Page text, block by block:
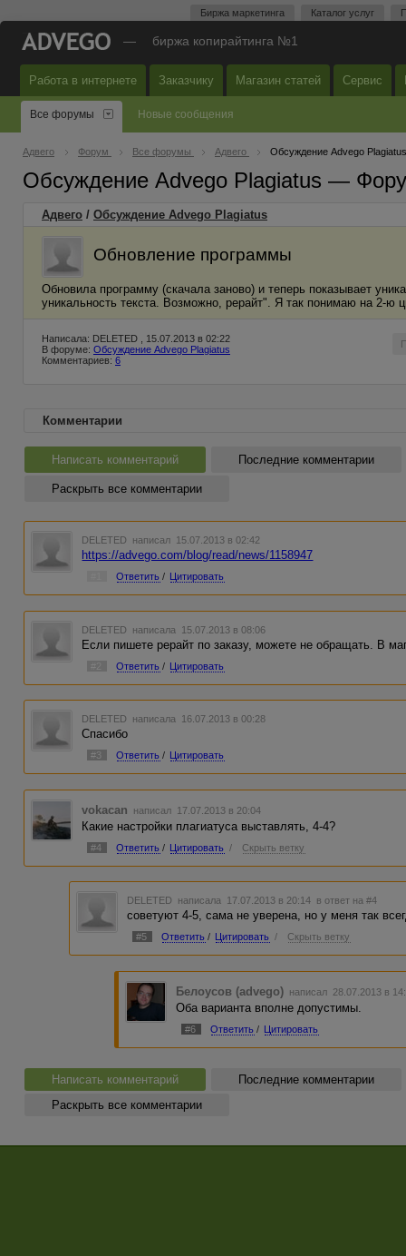
Биржа маркетинга Каталог услуг
— биржа копирайтинга №1
Работа в интернете Заказчику Магазин статей Сервис
Все форумы Новые сообщения
Адвего Форум Все форумы Адвего Обсуждение Advego Plagiatus
Обсуждение Advego Plagiatus —
Адвего / Обсуждение Advego Plagiatus
Обновление программы
Обновила программу (скачала заново) и теперь показывает
уникальность текста. Возможно, рерайт". Я так понимаю на 2-
Написала: DELETED , 15.07.2013 в 02:22
В форуме: Обсуждение Advego Plagiatus
Комментариев: 6
Комментарии
Написать комментарий Последние комментарии
Раскрыть все комментарии
DELETED написал 15.07.2013 в 02:42
https://advego.com/blog/read/news/1158947
Ответить / Цитировать
DELETED написала 15.07.2013 в 08:06
Если пишете рерайт по заказу, можете не обращать. В
Ответить / Цитировать
DELETED написала 16.07.2013 в 00:28
Спасибо
#3 Ответить / Цитировать
vokacan написал 17.07.2013 в 20:04
Какие настройки плагиатуса выставлять, 4-4?
#4 Ответить / Цитировать / Скрыть ветку
DELETED написала 17.07.2013 в 20:14 в ответ на #4
советуют 4-5, сама не уверена, но у меня так
#5 Ответить / Цитировать / Скрыть ветку
Белоусов (advego) написал 28.07.2013 в
Оба варианта вполне допустимы.
#6 Ответить / Цитировать
Написать комментарий
Последние комментарии
Раскрыть все комментарии